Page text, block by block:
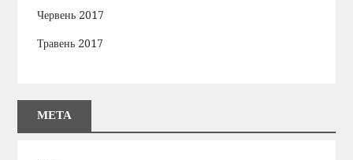
Червень 2017
Травень 2017
МЕТА